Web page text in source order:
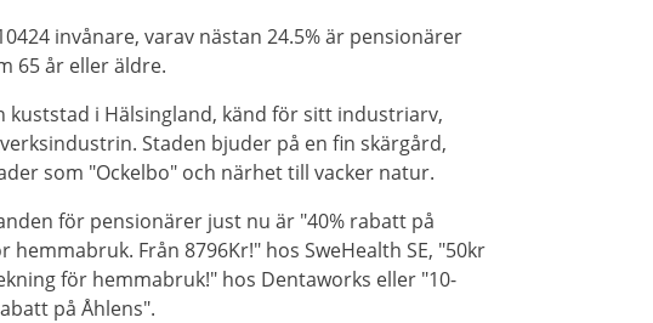
invånare, varav nästan 24.5% är pensionärer
65 år eller äldre.
kuststad i Hälsingland, känd för sitt industriarv,
Staden bjuder på en fin skärgård,
som "Ockelbo" och närhet till vacker natur.
för pensionärer just nu är "40% rabatt på
hemmabruk. Från 8796Kr!" hos SweHealth SE, "50kr
för hemmabruk!" hos Dentaworks eller "10-
på Åhlens".